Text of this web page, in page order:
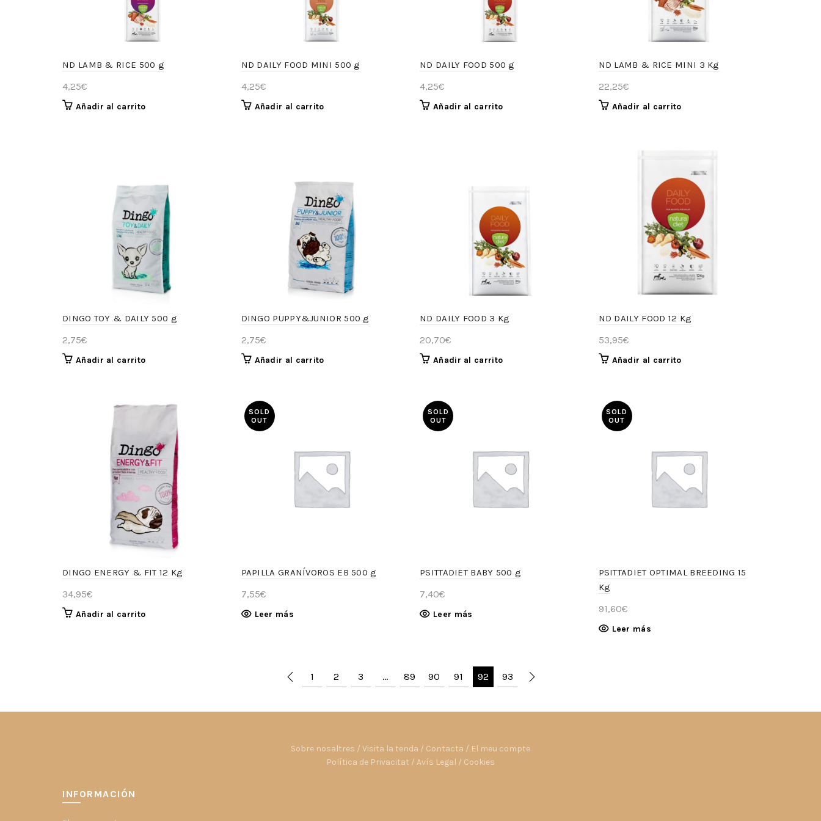
ND LAMB & RICE 500 g
4,25€
Añadir al carrito
ND DAILY FOOD MINI 500 g
4,25€
Añadir al carrito
ND DAILY FOOD 500 g
4,25€
Añadir al carrito
ND LAMB & RICE MINI 3 Kg
22,25€
Añadir al carrito
DINGO TOY & DAILY 500 g
2,75€
Añadir al carrito
DINGO PUPPY&JUNIOR 500 g
2,75€
Añadir al carrito
ND DAILY FOOD 3 Kg
20,70€
Añadir al carrito
ND DAILY FOOD 12 Kg
53,95€
Añadir al carrito
DINGO ENERGY & FIT 12 Kg
34,95€
Añadir al carrito
SOLD
OUT
PAPILLA GRANÍVOROS EB 500 g
7,55€
Leer más
SOLD
OUT
PSITTADIET BABY 500 g
7,40€
Leer más
SOLD
OUT
PSITTADIET OPTIMAL BREEDING 15
Kg
91,60€
Leer más
1 2 3 … 89 90 91 92 93
Sobre nosaltres / Visita la tenda / Contacta / El meu compte
Política de Privacitat / Avís Legal / Cookies
INFORMACIÓN